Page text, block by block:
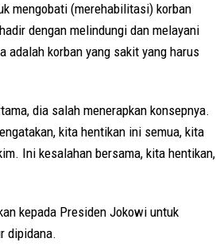
mengobati (merehabilitasi) korban
dengan melindungi dan melayani
adalah korban yang sakit yang harus
dia salah menerapkan konsepnya.
kita hentikan ini semua, kita
Ini kesalahan bersama, kita hentikan,
kepada Presiden Jokowi untuk
dipidana.